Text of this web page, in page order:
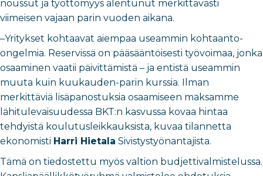
noussut ja työttömyys alentunut merkittävästi
viimeisen vajaan parin vuoden aikana.
–Yritykset kohtaavat aiempaa useammin kohtaanto-
ongelmia. Reservissä on pääsääntöisesti työvoimaa, jonka
osaaminen vaatii päivittämistä – ja entistä useammin
muuta kuin kuukauden-parin kurssia. Ilman
merkittäviä lisäpanostuksia osaamiseen maksamme
lähitulevaisuudessa BKT:n kasvussa kovaa hintaa
tehdyistä koulutusleikkauksista, kuvaa tilannetta
ekonomisti Harri Hietala Sivistystyönantajista.
Tämä on tiedostettu myös valtion budjettivalmistelussa.